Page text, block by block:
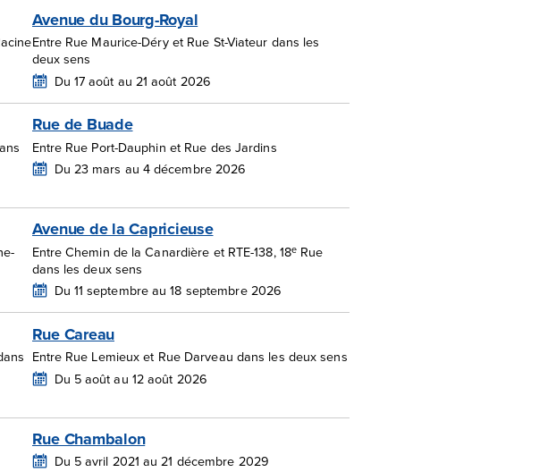
Avenue du Bourg-Royal
Entre Rue Maurice-Déry et Rue St-Viateur dans les
deux sens
Du 17 août au 21 août 2026
Rue de Buade
Entre Rue Port-Dauphin et Rue des Jardins
Du 23 mars au 4 décembre 2026
Avenue de la Capricieuse
Entre Chemin de la Canardière et RTE-138, 18e Rue
dans les deux sens
Du 11 septembre au 18 septembre 2026
Rue Careau
Entre Rue Lemieux et Rue Darveau dans les deux sens
Du 5 août au 12 août 2026
Rue Chambalon
Du 5 avril 2021 au 21 décembre 2029